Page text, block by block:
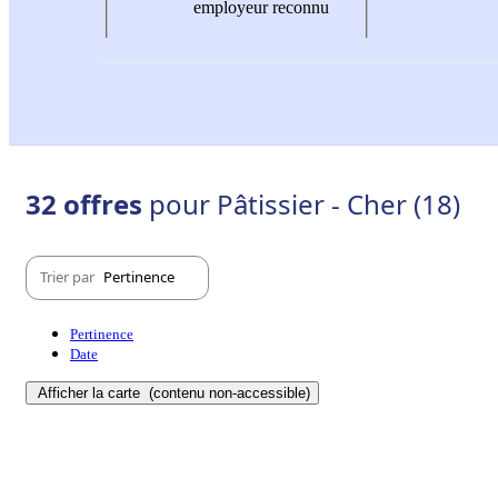
employeur reconnu
32 offres pour Pâtissier - Cher (18)
Trier par Pertinence
Pertinence
Date
Afficher la carte (contenu non-accessible)